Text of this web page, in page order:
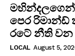
පෙර රිමාන්ඩ්
රටේ නීති වන
LOCAL August 5,